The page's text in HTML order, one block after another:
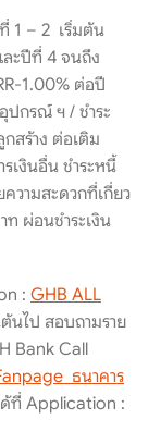
1 – 2 เริ่มต้น
ะปีที่ 4 จนถึง
1.00% ต่อปี
ปกรณ์ ฯ / ชำระ
สร้าง ต่อเติม
เงินอื่น ชำระหนี้
วามสะดวกที่เกี่ยว
ท ผ่อนชำระเงิน
: GHB ALL
นไป สอบถามราย
Bank Call
ธนาคาร
ด้ที่ Application :